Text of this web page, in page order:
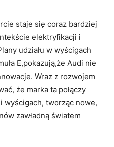
staje się coraz bardziej
elektryfikacji i
udziału w wyścigach
E,pokazują,że Audi nie
Wraz z rozwojem
że marka ta połączy
wyścigach, tworząc nowe,
zawładną światem